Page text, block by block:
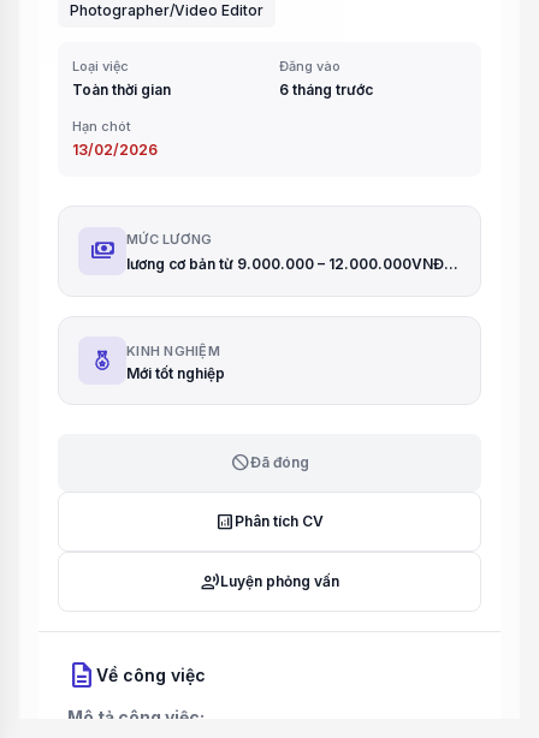
Photographer/Video Editor
Loại việc
Toàn thời gian
Đăng vào
6 tháng trước
Hạn chót
13/02/2026
payments MỨC LƯƠNG
lương cơ bản từ 9.000.000 – 12.000.000VNĐ + %Thưởng KPI
KINH NGHIỆM
Mới tốt nghiệp
blockĐã đóng
analytics Phân tích CV
record_voice_overLuyện phỏng vấn
description Về công việc
Mô tả công việc: